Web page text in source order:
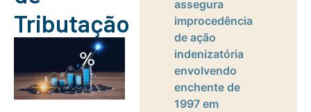
Tributação
assegura
improcedência
de ação
indenizatória
envolvendo
enchente de
1997 em